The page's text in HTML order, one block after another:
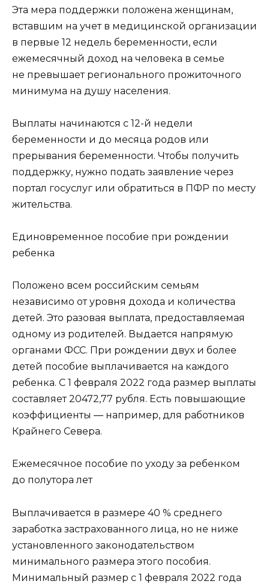
Эта мера поддержки положена женщинам,
вставшим на учет в медицинской организации
в первые 12 недель беременности, если
ежемесячный доход на человека в семье
не превышает регионального прожиточного
минимума на душу населения.
Выплаты начинаются с 12-й недели
беременности и до месяца родов или
прерывания беременности. Чтобы получить
поддержку, нужно подать заявление через
портал госуслуг или обратиться в ПФР по месту
жительства.
Единовременное пособие при рождении
ребенка
Положено всем российским семьям
независимо от уровня дохода и количества
детей. Это разовая выплата, предоставляемая
одному из родителей. Выдается напрямую
органами ФСС. При рождении двух и более
детей пособие выплачивается на каждого
ребенка. С 1 февраля 2022 года размер выплаты
составляет 20472,77 рубля. Есть повышающие
коэффициенты ― например, для работников
Крайнего Севера.
Ежемесячное пособие по уходу за ребенком
до полутора лет
Выплачивается в размере 40 % среднего
заработка застрахованного лица, но не ниже
установленного законодательством
минимального размера этого пособия.
Минимальный размер с 1 февраля 2022 года